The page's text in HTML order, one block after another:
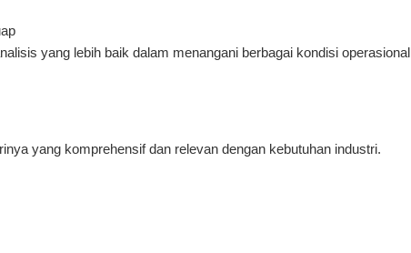
yang lebih baik dalam menangani berbagai kondisi operasional
yang komprehensif dan relevan dengan kebutuhan industri.